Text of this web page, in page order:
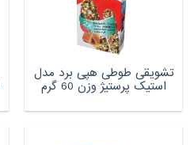
تشویقی طوطی هپی برد مدل
استیک پرستیژ وزن 60 گرم